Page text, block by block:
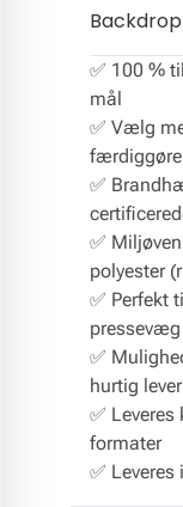
✅ 100 %
mål
✅ Vælg
✅
✅
polyester
✅ Perfekt
pressevæg
✅
hurtig
✅
formater
✅